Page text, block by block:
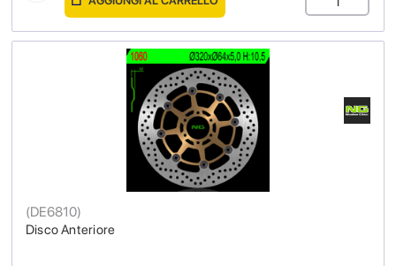
Disco Anteriore
(DE6810)